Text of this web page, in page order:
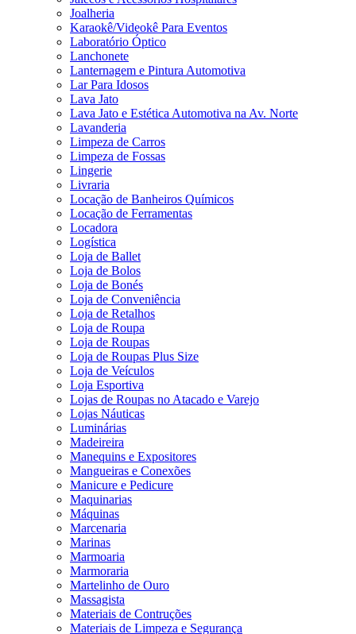
Joalheria
Karaokê/Videokê Para Eventos
Laboratório Óptico
Lanchonete
Lanternagem e Pintura Automotiva
Lar Para Idosos
Lava Jato
Lava Jato e Estética Automotiva na Av. Norte
Lavanderia
Limpeza de Carros
Limpeza de Fossas
Lingerie
Livraria
Locação de Banheiros Químicos
Locação de Ferramentas
Locadora
Logística
Loja de Ballet
Loja de Bolos
Loja de Bonés
Loja de Conveniência
Loja de Retalhos
Loja de Roupa
Loja de Roupas
Loja de Roupas Plus Size
Loja de Veículos
Loja Esportiva
Lojas de Roupas no Atacado e Varejo
Lojas Náuticas
Luminárias
Madeireira
Manequins e Expositores
Mangueiras e Conexões
Manicure e Pedicure
Maquinarias
Máquinas
Marcenaria
Marinas
Marmoaria
Marmoraria
Martelinho de Ouro
Massagista
Materiais de Contruções
Materiais de Limpeza e Segurança